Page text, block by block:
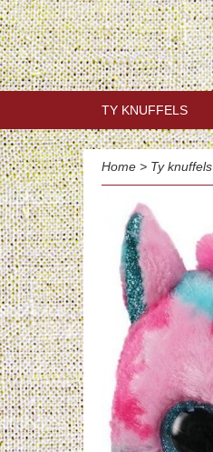
TY KNUFFELS
Home > Ty knuffels